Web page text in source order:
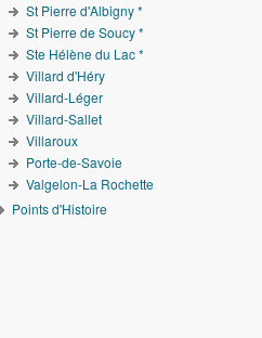
St Pierre d'Albigny *
St Pierre de Soucy *
Ste Hélène du Lac *
Villard d'Héry
Villard-Léger
Villard-Sallet
Villaroux
Porte-de-Savoie
Valgelon-La Rochette
Points d'Histoire